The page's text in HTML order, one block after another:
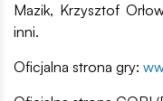
Mazik, Krzysztof
inni.
Oficjalna strona gry: